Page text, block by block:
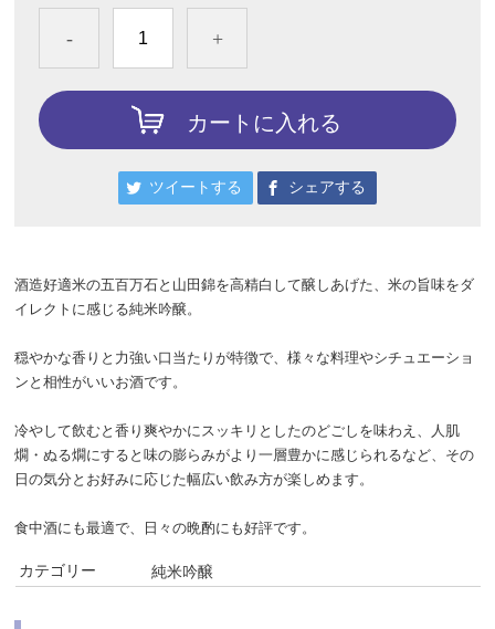
- +
カートに入れる
ツイートする シェアする
酒造好適米の五百万石と山田錦を高精白して醸しあげた、米の旨味をダ
イレクトに感じる純米吟醸。
穏やかな香りと力強い口当たりが特徴で、様々な料理やシチュエーショ
ンと相性がいいお酒です。
冷やして飲むと香り爽やかにスッキリとしたのどごしを味わえ、人肌
燗・ぬる燗にすると味の膨らみがより一層豊かに感じられるなど、その
日の気分とお好みに応じた幅広い飲み方が楽しめます。
食中酒にも最適で、日々の晩酌にも好評です。
カテゴリー 純米吟醸